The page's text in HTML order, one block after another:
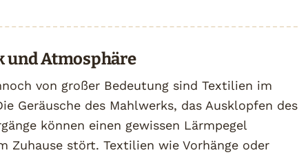
und Atmosphäre
von großer Bedeutung sind Textilien im
Geräusche des Mahlwerks, das Ausklopfen des
können einen gewissen Lärmpegel
Zuhause stört. Textilien wie Vorhänge oder